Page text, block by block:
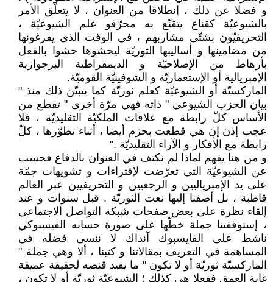
و فضلا عن ذلك ، إنطلاقا من العنوان ، لا يتعلّق الأمر
بالشيوعيّة كقناع يتقنّع به محرّفو علم الشيوعيّة ،
التحريفيّون بشتّى مشاربهم ، في الوقت الذى يفرغونها
من مضامينها و أساليبها الثوريّة ليحشوها حشوا بالفعل
بأرهاط من الإصلاحيّة و الديمقراطية البرجوازية
الإمبريالية أو الإستعماريّة و الشوفينيّة القوميّة.
الماركسيّة أو الشيوعيّة كعلم ثوريّة كما يتبيّن ذلك منذ "
بيان الحزب الشيوعي " ذاته فهي مرّة أخرى " تقطع من
الأساس كلّ رابطة مع علاقات الملكيّة التقليديّة ، فلا
عجب إذن إن هي قطعت بحزم أيضا ، أثناء تطوّرها ، كلّ
رابطة مع الأفكار و الآراء التقليديّة ."
و من هنا يفهم لماذا لم نكتف في العنوان بالدفاع فحسب
عن الشيوعيّة التي تعرّضت لإفتراءات و تشويهات جمّة
على يد الإمبرياليين و الرجعيين و التحريفيين عبر العالم
قاطبة ، بل أضفنا إليها نعت الثوريّة . قبل سنوات و عند
إلقاء نظرة على بعض صفحات شبكة التواصل الاجتماعي
، إستوقفتنا جملة خطّها على صورة حسابه الفيسبوكي
ناشط على الفايسبوك آنذاك لا ننسى فضله في
المساهمة في التعريف بمقالاتنا و كتبنا ، ألا وهي جملة "
الماركسيّة ثوريّة أو لا تكون " ما يفيد قنصه لحقيقة عميقة
غاية العمق ففعلا هي كذلك ؛ الشيوعيّة ثوريّة أو لا تكون ،